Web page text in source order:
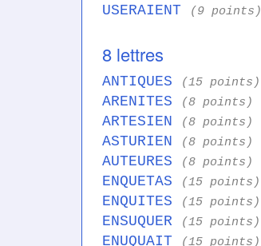
USERAIENT (9 points)
8 lettres
ANTIQUES (15 points)
ARENITES (8 points)
ARTESIEN (8 points)
ASTURIEN (8 points)
AUTEURES (8 points)
ENQUETAS (15 points)
ENQUITES (15 points)
ENSUQUER (15 points)
ENUQUAIT (15 points)